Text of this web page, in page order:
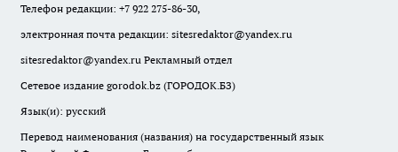
Телефон редакции: +7 922 275-86-30,
электронная почта редакции: sitesredaktor@yandex.ru
sitesredaktor@yandex.ru Рекламный отдел
Сетевое издание gorodok.bz (ГОРОДОК.БЗ)
Язык(и): русский
Перевод наименования (названия) на государственный язык